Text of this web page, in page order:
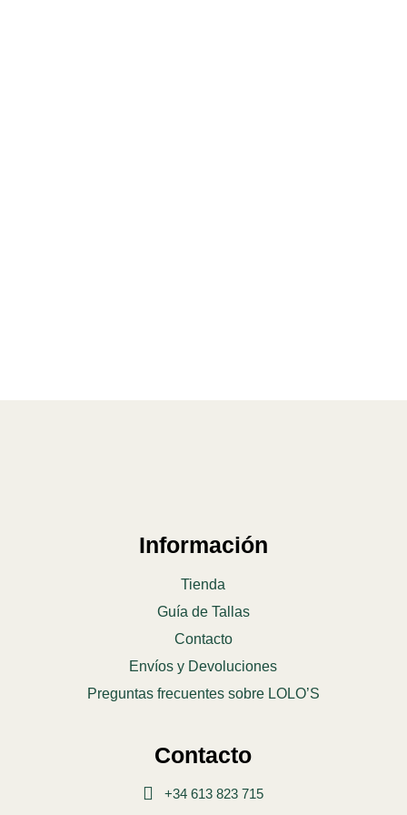
Información
Tienda
Guía de Tallas
Contacto
Envíos y Devoluciones
Preguntas frecuentes sobre LOLO’S
Contacto
+34 613 823 715